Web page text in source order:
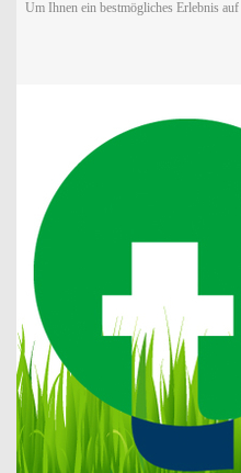
Um Ihnen ein bestmögliches Erlebnis